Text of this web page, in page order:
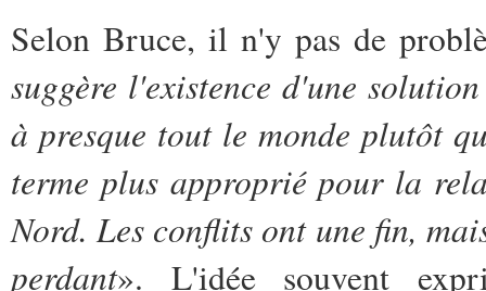
Selon Bruce, il n'y pas de
suggère l'existence d'une
à presque tout le monde plutôt
terme plus approprié pour la
Nord. Les conflits ont une fin,
perdant». L'idée souvent